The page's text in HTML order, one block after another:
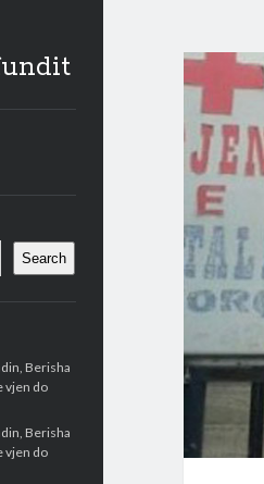
Search
Berisha
vjen do
Berisha
vjen do